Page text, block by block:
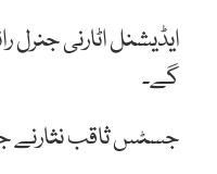
ایڈیشنل اٹارنی
گے۔
جسٹس ثاقب نثارنے